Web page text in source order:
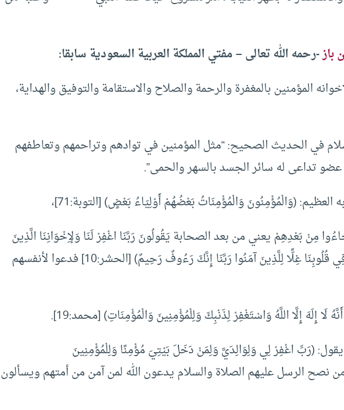
باز-رحمه الله تعالى – مفتي المملكة العربية السعودية سابقا:
المؤمنين بالمغفرة والرحمة والصلاح والاستقامة والتوفيق والهداية،
في الحديث الصحيح: “مثل المؤمنين في توادهم وتراحمهم وتعاطفهم
تداعى له سائر الجسد بالسهر والحمى”.
(وَالْمُؤْمِنُونَ وَالْمُؤْمِنَاتُ بَعْضُهُمْ أَوْلِيَاءُ بَعْضٍ) [التوبة:71]،
مِنْ بَعْدِهِمْ يعني من بعد الصحابة يَقُولُونَ رَبَّنَا اغْفِرْ لَنَا وَلإِخْوَانِنَا الَّذِينَ
سَبَقُونَا بِالْأِيمَانِ وَلَا تَجْعَلْ فِي قُلُوبِنَا غِلًّا لِلَّذِينَ آمَنُوا رَبَّنَا إِنَّكَ رَءُوفٌ رَحِيمٌ) [الحشر:10] فدعوا لأنفسهم
لَا إِلَهَ إِلَّا اللَّهُ وَاسْتَغْفِرْ لِذَنْبِكَ وَلِلْمُؤْمِنِينَ وَالْمُؤْمِنَاتِ) [محمد:19].
(رَبِّ اغْفِرْ لِي وَلِوَالِدَيَّ وَلِمَنْ دَخَلَ بَيْتِيَ مُؤْمِنًا وَلِلْمُؤْمِنِينَ
[نوح:28] فهذا من نصح الرسل عليهم الصلاة والسلام يدعون الله لمن آمن من أمتهم ويسألون